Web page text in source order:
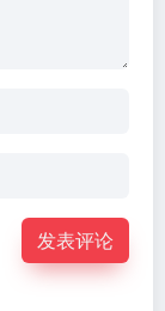
发表评论